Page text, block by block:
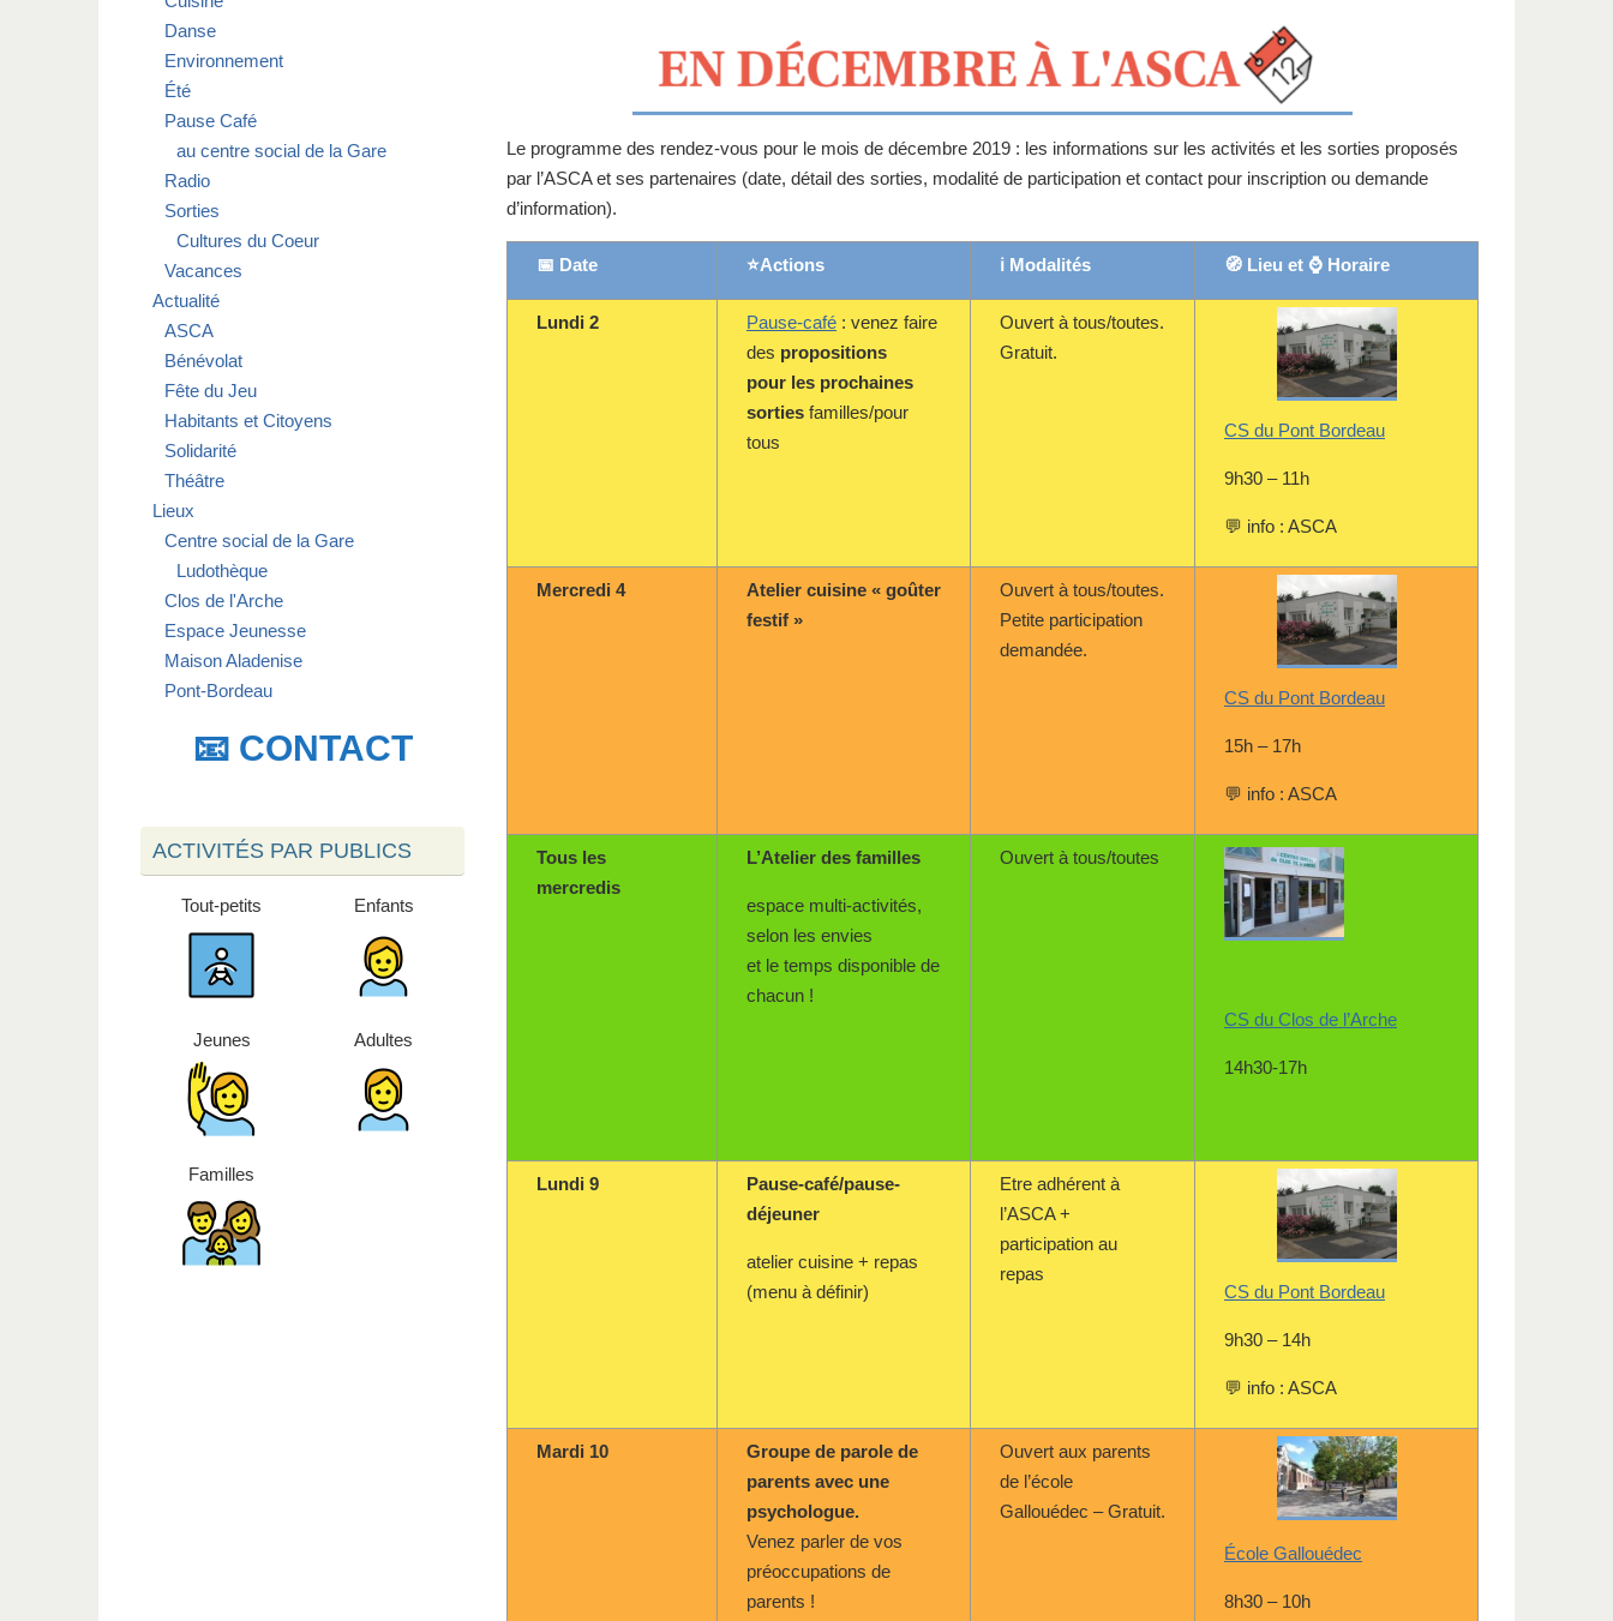
Le programme des rendez-vous pour le mois de décembre 2019 : les informations sur les activités et les sorties proposés
par l’ASCA et ses partenaires (date, détail des sorties, modalité de participation et contact pour inscription ou demande
d’information).
📅 Date ⭐Actions ℹ Modalités 🧭 Lieu et ⌚ Horaire
Lundi 2 Pause-café : venez faire
des propositions
pour les prochaines
sorties familles/pour
tous
Ouvert à tous/toutes.
Gratuit.
CS du Pont Bordeau
9h30 – 11h
💬 info : ASCA
Mercredi 4
Atelier cuisine « goûter
festif »
Ouvert à tous/toutes.
Petite participation
demandée.
CS du Pont Bordeau
15h – 17h
💬 info : ASCA
Tous les
mercredis
L’Atelier des familles
espace multi-activités,
selon les envies
et le temps disponible de
chacun !
Ouvert à tous/toutes
CS du Clos de l’Arche
14h30-17h
Lundi 9
Pause-café/pause-
déjeuner
atelier cuisine + repas
(menu à définir)
Etre adhérent à
l’ASCA +
participation au
repas
CS du Pont Bordeau
9h30 – 14h
💬 info : ASCA
Mardi 10
Groupe de parole de
parents avec une
psychologue.
Venez parler de vos
préoccupations de
parents !
Ouvert aux parents
de l’école
Gallouédec – Gratuit.
École Gallouédec
8h30 – 10h
Danse
Environnement
Été
Pause Café
au centre social de la Gare
Radio
Sorties
Cultures du Coeur
Vacances
Actualité
ASCA
Bénévolat
Fête du Jeu
Habitants et Citoyens
Solidarité
Théâtre
Lieux
Centre social de la Gare
Ludothèque
Clos de l'Arche
Espace Jeunesse
Maison Aladenise
Pont-Bordeau
📧 CONTACT
ACTIVITÉS PAR PUBLICS
Tout-petits Enfants
Jeunes Adultes
Familles